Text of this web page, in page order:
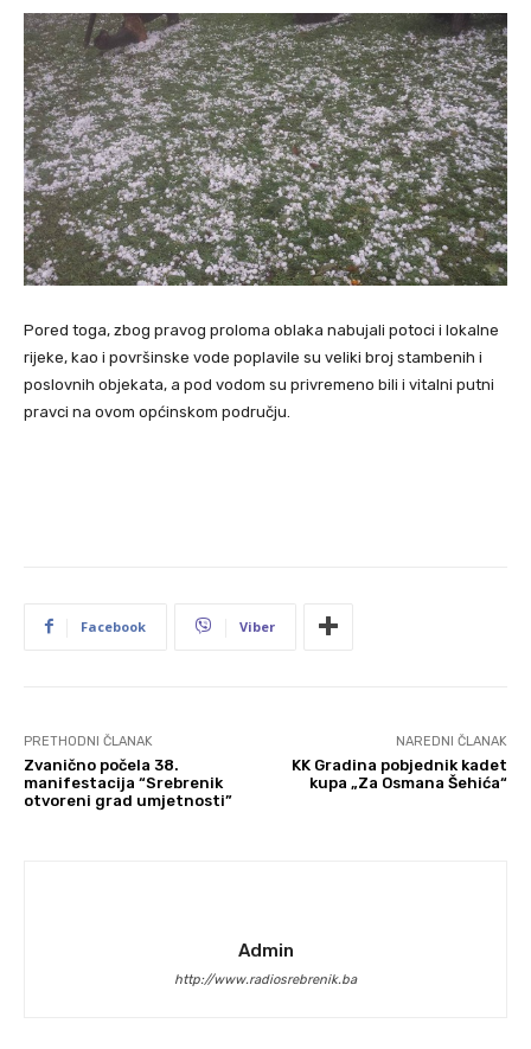
Pored toga, zbog pravog proloma oblaka nabujali potoci i lokalne
rijeke, kao i površinske vode poplavile su veliki broj stambenih i
poslovnih objekata, a pod vodom su privremeno bili i vitalni putni
pravci na ovom općinskom području.
Facebook Viber
PRETHODNI ČLANAK
Zvanično počela 38.
manifestacija “Srebrenik
otvoreni grad umjetnosti”
NAREDNI ČLANAK
KK Gradina pobjednik kadet
kupa „Za Osmana Šehića“
Admin
http://www.radiosrebrenik.ba